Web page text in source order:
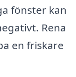
fönster kan
Rena
en friskare